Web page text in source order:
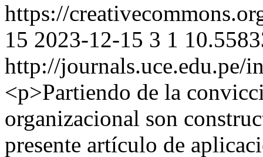
https://
15 2023-12-15 3 1
http://journals.uce.edu.pe/
<p>Partiendo de la
organizacional son
presente artículo de